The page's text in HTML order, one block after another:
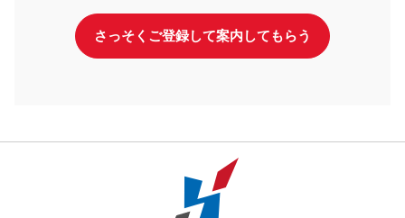
さっそくご登録して案内してもらう